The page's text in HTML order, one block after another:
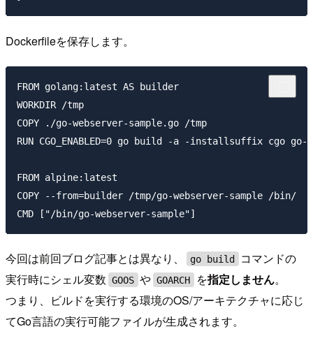
Dockerfileを保存します。
FROM golang:latest AS builder
WORKDIR /tmp
COPY ./go-webserver-sample.go /tmp
RUN CGO_ENABLED=0 go build -a -installsuffix cgo go-
FROM alpine:latest
COPY --from=builder /tmp/go-webserver-sample /bin/
今回は前回ブログ記事とは異なり、 go build
コマンドの
実行時にシェル変数 GOOS や GOARCH を指定しません。
つまり、ビルドを実行する環境のOS/アーキテクチャに応じ
てGo言語の実行可能ファイルが生成されます。